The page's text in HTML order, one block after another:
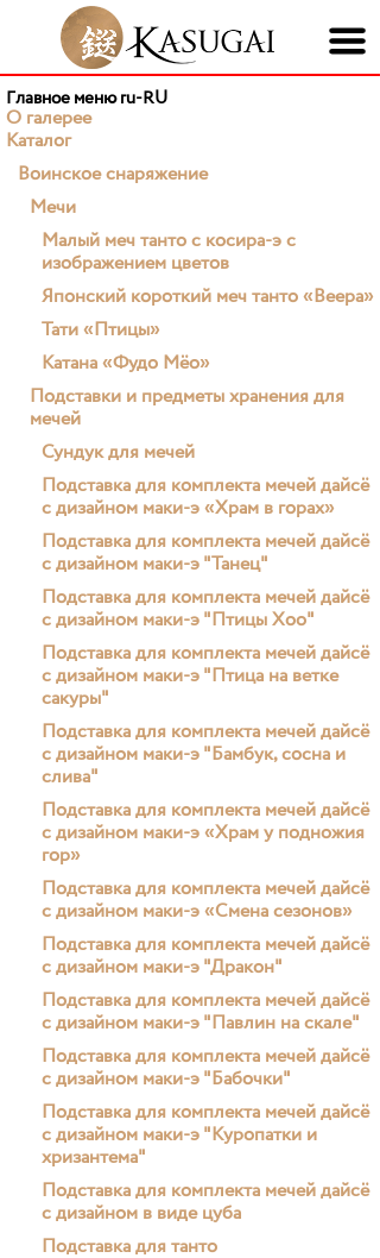
Главное меню ru-RU
О галерее
Каталог
Воинское снаряжение
Мечи
Малый меч танто с косира-э с
изображением цветов
Японский короткий меч танто «Веера»
Тати «Птицы»
Катана «Фудо Мёо»
Подставки и предметы хранения для
мечей
Сундук для мечей
Подставка для комплекта мечей дайсё
с дизайном маки-э «Храм в горах»
Подставка для комплекта мечей дайсё
с дизайном маки-э "Танец"
Подставка для комплекта мечей дайсё
с дизайном маки-э "Птицы Хоо"
Подставка для комплекта мечей дайсё
с дизайном маки-э "Птица на ветке
сакуры"
Подставка для комплекта мечей дайсё
с дизайном маки-э "Бамбук, сосна и
слива"
Подставка для комплекта мечей дайсё
с дизайном маки-э «Храм у подножия
гор»
Подставка для комплекта мечей дайсё
с дизайном маки-э «Смена сезонов»
Подставка для комплекта мечей дайсё
с дизайном маки-э "Дракон"
Подставка для комплекта мечей дайсё
с дизайном маки-э "Павлин на скале"
Подставка для комплекта мечей дайсё
с дизайном маки-э "Бабочки"
Подставка для комплекта мечей дайсё
с дизайном маки-э "Куропатки и
хризантема"
Подставка для комплекта мечей дайсё
с дизайном в виде цуба
Подставка для танто